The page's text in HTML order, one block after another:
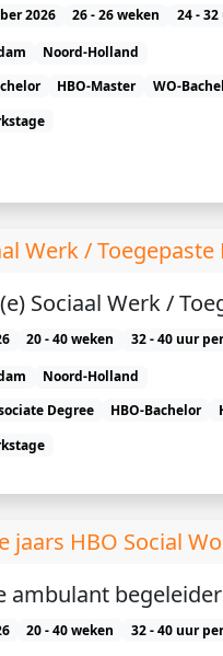
2026 26 - 26 weken
24 -
Noord-Holland
HBO-Master
WO-
Werk /
Sociaal Werk /
20 - 40 weken
32 - 40 uur
Noord-Holland
Degree
HBO-Bachelor
jaars HBO Social
ambulant begeleider
20 - 40 weken
32 - 40 uur